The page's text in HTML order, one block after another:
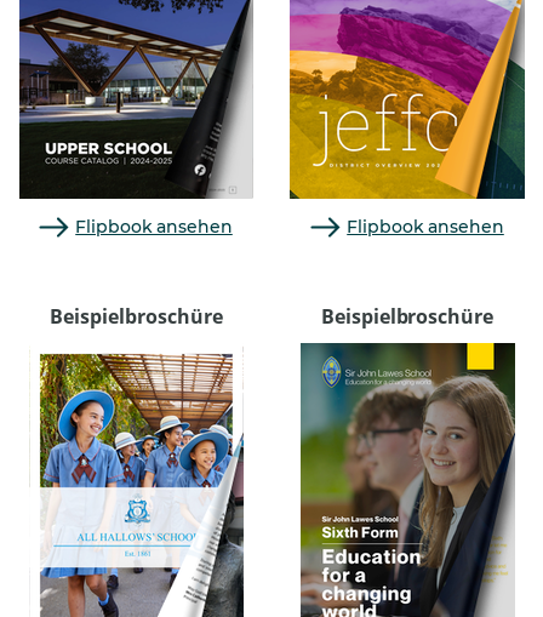
Flipbook ansehen Flipbook ansehen
Beispielbroschüre Beispielbroschüre